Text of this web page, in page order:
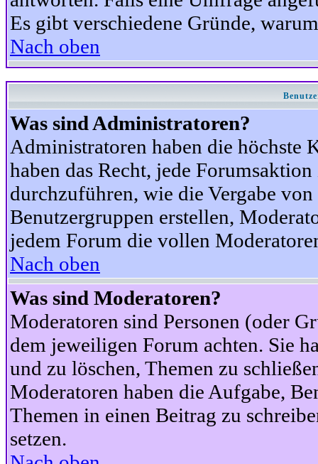
Es gibt verschiedene Gründe,
Nach oben
Was sind Administratoren?
Administratoren haben die höchste
haben das Recht, jede
durchzuführen, wie die Vergabe
Benutzergruppen erstellen,
jedem Forum die vollen
Nach oben
Was sind Moderatoren?
Moderatoren sind Personen (oder
dem jeweiligen Forum achten. Sie
und zu löschen, Themen zu
Moderatoren haben die Aufgabe,
Themen in einen Beitrag zu
setzen.